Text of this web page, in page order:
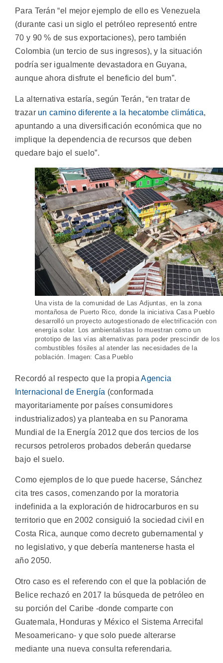
Para Terán “el mejor ejemplo de ello es Venezuela
(durante casi un siglo el petróleo representó entre
70 y 90 % de sus exportaciones), pero también
Colombia (un tercio de sus ingresos), y la situación
podría ser igualmente devastadora en Guyana,
aunque ahora disfrute el beneficio del bum”.
La alternativa estaría, según Terán, “en tratar de
trazar un camino diferente a la hecatombe climática,
apuntando a una diversificación económica que no
implique la dependencia de recursos que deben
quedare bajo el suelo”.
Una vista de la comunidad de Las Adjuntas, en la zona
montañosa de Puerto Rico, donde la iniciativa Casa Pueblo
desarrolló un proyecto autogestionado de electrificación con
energía solar. Los ambientalistas lo muestran como un
prototipo de las vías alternativas para poder prescindir de los
combustibles fósiles al atender las necesidades de la
población. Imagen: Casa Pueblo
Recordó al respecto que la propiaAgencia
Internacional de Energía (conformada
mayoritariamente por países consumidores
industrializados) ya planteaba en su Panorama
Mundial de la Energía 2012 que dos tercios de los
recursos petroleros probados deberán quedarse
bajo el suelo.
Como ejemplos de lo que puede hacerse, Sánchez
cita tres casos, comenzando por la moratoria
indefinida a la exploración de hidrocarburos en su
territorio que en 2002 consiguió la sociedad civil en
Costa Rica, aunque como decreto gubernamental y
no legislativo, y que debería mantenerse hasta el
año 2050.
Otro caso es el referendo con el que la población de
Belice rechazó en 2017 la búsqueda de petróleo en
su porción del Caribe -donde comparte con
Guatemala, Honduras y México el Sistema Arrecifal
Mesoamericano- y que solo puede alterarse
mediante una nueva consulta referendaria.